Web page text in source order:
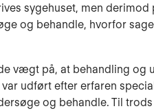
sygehuset, men
og be­handle, hvorfor
vægt på, at behandling og
udført efter erfaren
og behandle. Til